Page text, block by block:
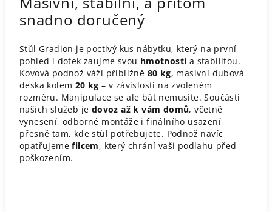
snadno doručený
Stůl Gradion je poctivý kus nábytku, který na první
pohled i dotek zaujme svou hmotností a stabilitou.
Kovová podnož váží přibližně 80 kg, masivní dubová
deska kolem 20 kg– v závislosti na zvoleném
rozměru. Manipulace se ale bát nemusíte. Součástí
našich služeb je dovoz až k vám domů, včetně
vynesení, odborné montáže i finálního usazení
přesně tam, kde stůl potřebujete. Podnož navíc
opatřujemefilcem, který chrání vaši podlahu před
poškozením.